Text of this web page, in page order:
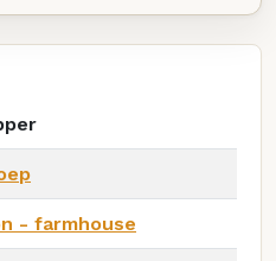
- farmhouse